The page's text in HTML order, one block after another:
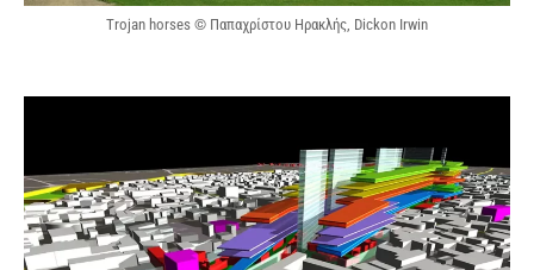
Trojan horses © Παπαχρίστου Ηρακλής, Dickon Irwin